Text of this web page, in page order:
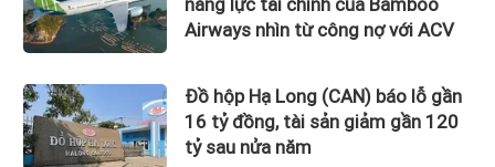
năng lực tài chính của Bamboo
Airways nhìn từ công nợ với ACV
Đồ hộp Hạ Long (CAN) báo lỗ gần
16 tỷ đồng, tài sản giảm gần 120
tỷ sau nửa năm